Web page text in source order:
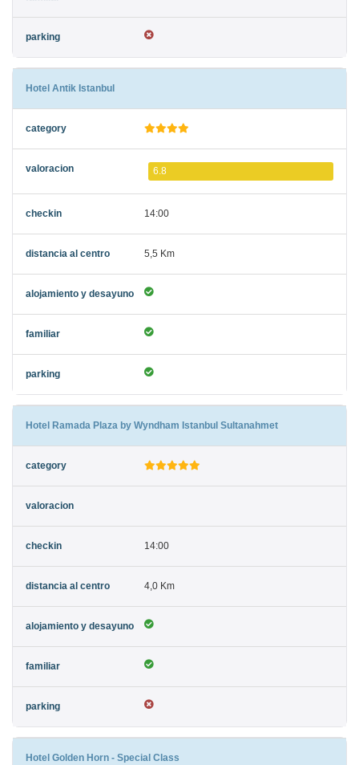
Hotel Antik Istanbul
6.8
14:00
5,5 Km
Hotel Ramada Plaza by Wyndham Istanbul Sultanahmet
14:00
4,0 Km
Hotel Golden Horn - Special Class